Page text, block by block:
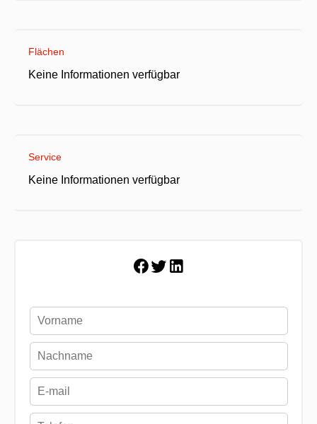
Flächen
Keine Informationen verfügbar
Service
Keine Informationen verfügbar